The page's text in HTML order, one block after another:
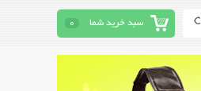
سبد خرید شما 0